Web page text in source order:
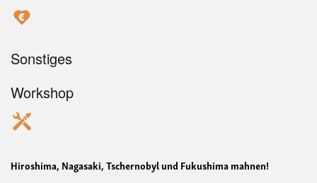
Sonstiges
Workshop
Hiroshima, Nagasaki, Tschernobyl und Fukushima mahnen!